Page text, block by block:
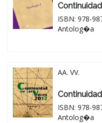
ISBN: 978-
Antolog�a
AA. VV.
ISBN: 978-
Antolog�a